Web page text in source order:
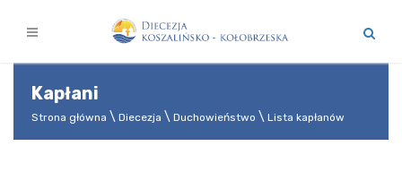
Kapłani
Strona główna Diecezja Duchowieństwo Lista kapłanów